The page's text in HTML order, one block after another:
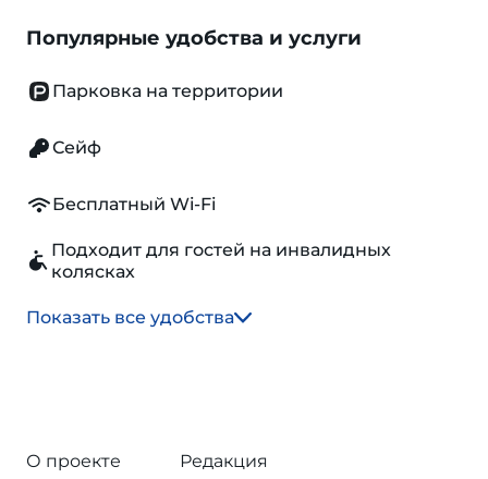
Популярные удобства и услуги
Парковка на территории
Сейф
Бесплатный Wi-Fi
Подходит для гостей на инвалидных
колясках
Показать все удобства
О проекте
Редакция